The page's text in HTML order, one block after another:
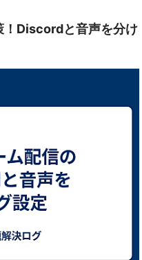
！Discordと音声を分け